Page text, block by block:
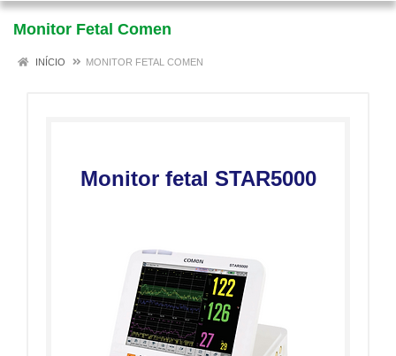
Monitor Fetal Comen
INÍCIO MONITOR FETAL COMEN
Monitor fetal STAR5000